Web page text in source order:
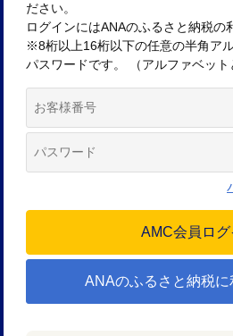
ださい。
ログインにはANAのふるさと納税の
※8桁以上16桁以下の任意の半角ア
パスワードです。 （アルファベット
ANAのふるさと納税に